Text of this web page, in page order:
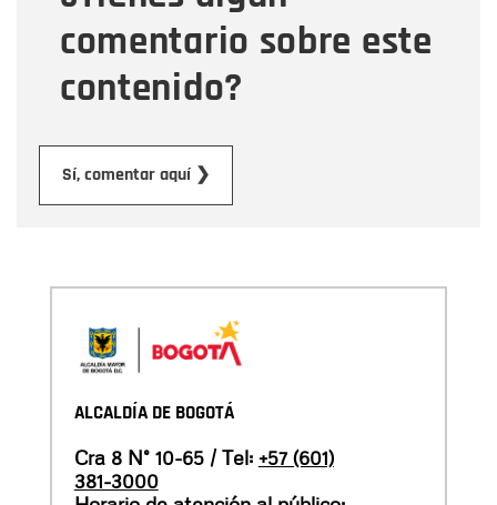
comentario sobre este
contenido?
Sí, comentar aquí ❯
ALCALDÍA DE BOGOTÁ
Cra 8 N° 10-65 / Tel: +57 (601)
381-3000